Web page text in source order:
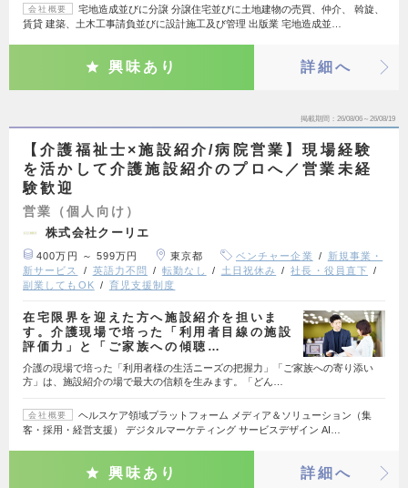
会社概要
宅地造成並びに分譲 分譲住宅並びに土地建物の売買、仲介、 斡旋、
賃貸 建築、土木工事請負並びに設計施工及び管理 出版業 宅地造成並…
興味あり 詳細へ
掲載期間 26/08/06～26/08/19
【介護福祉士×施設紹介/病院営業】現場経験
を活かして介護施設紹介のプロへ／営業未経
験歓迎
営業（個人向け）
株式会社クーリエ
400万円 ～ 599万円 東京都 ベンチャー企業
新規事業・
新サービス
英語力不問 転勤なし 土日祝休み
社長・役員直下
副業してもOK
育児支援制度
在宅限界を迎えた方へ施設紹介を担いま
す。介護現場で培った「利用者目線の施設
評価力」と「ご家族への傾聴…
介護の現場で培った「利用者様の生活ニーズの把握力」「ご家族への寄り添い
方」は、施設紹介の場で最大の信頼を生みます。「どん…
会社概要
ヘルスケア領域プラットフォーム メディア＆ソリューション（集
客・採用・経営支援） デジタルマーケティング サービスデザイン AI…
興味あり 詳細へ